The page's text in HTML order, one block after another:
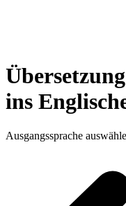
ins
Ausgangssprache